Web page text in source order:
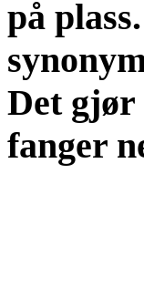
på
Det gjør
fanger